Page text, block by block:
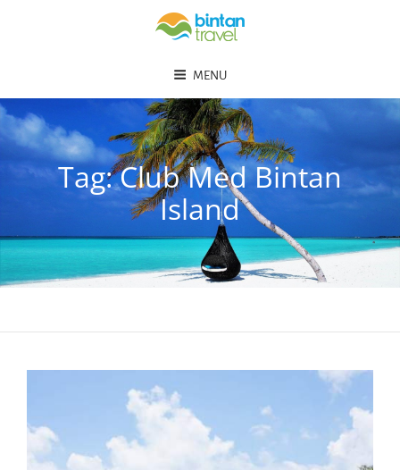
MENU
Tag:Club Med Bintan
Island